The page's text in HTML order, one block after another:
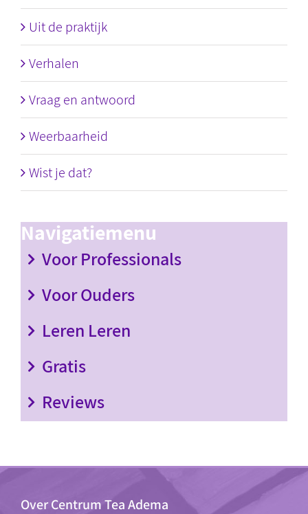
Uit de praktijk
Verhalen
Vraag en antwoord
Weerbaarheid
Wist je dat?
Navigatiemenu
Voor Professionals
Voor Ouders
Leren Leren
Gratis
Reviews
Over Centrum Tea Adema